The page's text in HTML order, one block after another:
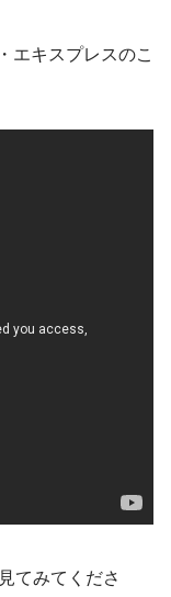
エキスプレスのこ
てみてくださ